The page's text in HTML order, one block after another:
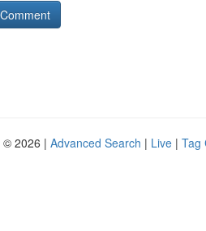
© 2026 | Advanced Search | Live | Tag